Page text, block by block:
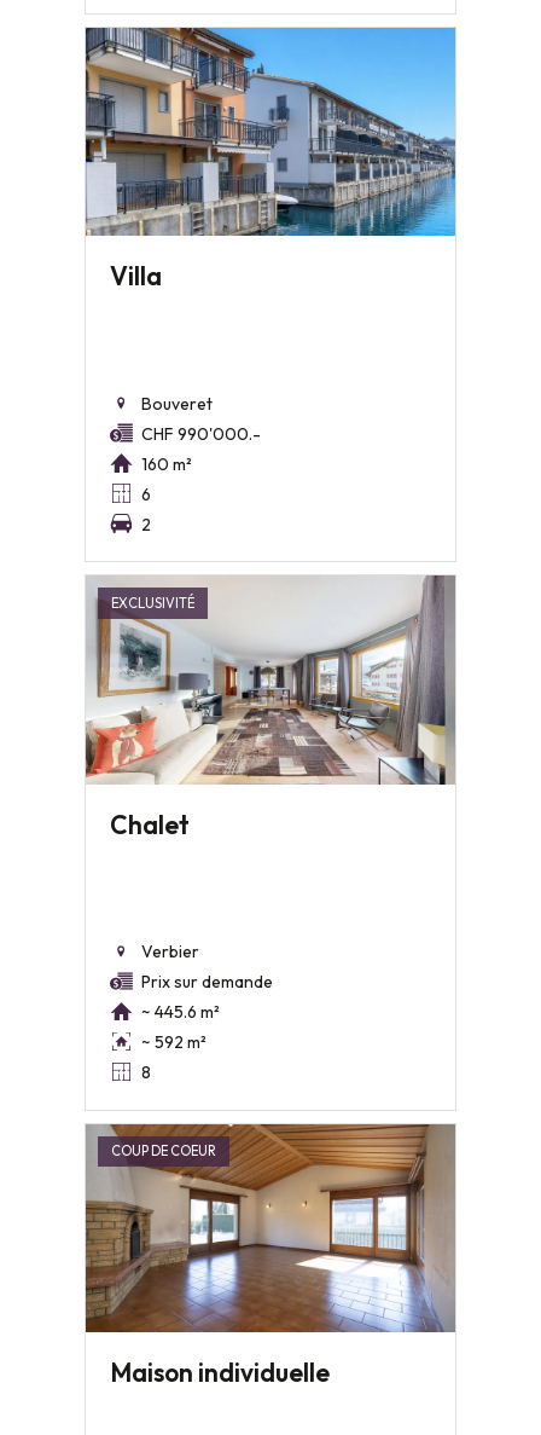
Villa
Bouveret
CHF 990'000.-
160 m²
6
2
EXCLUSIVITÉ
Chalet
Verbier
Prix sur demande
~ 445.6 m²
~ 592 m²
8
COUP DE COEUR
Maison individuelle